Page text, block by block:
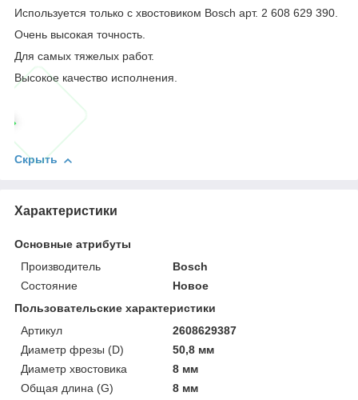
Используется только с хвостовиком Bosch арт. 2 608 629 390.
Очень высокая точность.
Для самых тяжелых работ.
Высокое качество исполнения.
Скрыть
Характеристики
Основные атрибуты
Производитель
Bosch
Состояние
Новое
Пользовательские характеристики
Артикул
2608629387
Диаметр фрезы (D)
50,8 мм
Диаметр хвостовика
8 мм
Общая длина (G)
8 мм